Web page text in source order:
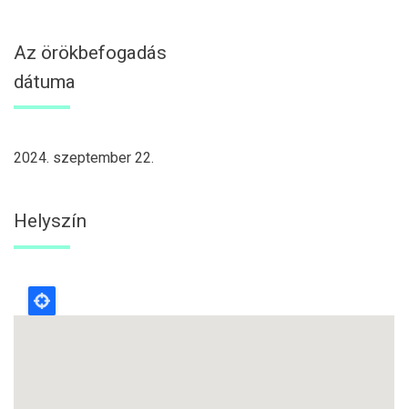
Az örökbefogadás
dátuma
2024. szeptember 22.
Helyszín